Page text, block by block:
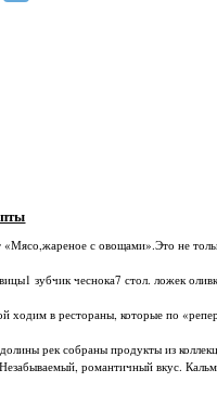
«Мясо,жареное с овощами».Это не
зубчик чеснока7 стол. ложек
ходим в рестораны, которые по
рек собраны продукты из
романтичный вкус.